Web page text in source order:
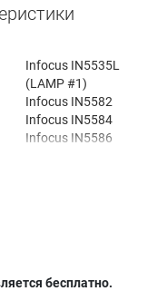
Infocus IN5535L
(LAMP #1)
Infocus IN5582
Infocus IN5584
Infocus IN5586
бесплатно.